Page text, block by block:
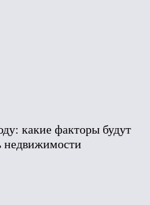
какие факторы будут
недвижимости